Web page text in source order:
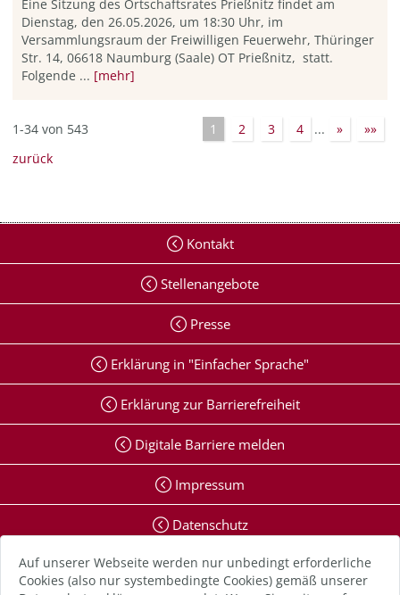
Auf unserer Webseite werden nur unbedingt erforderliche
Cookies (also nur systembedingte Cookies) gemäß unserer
Eine Sitzung des Ortschaftsrates Prießnitz findet am
Dienstag, den 26.05.2026, um 18:30 Uhr, im
Versammlungsraum der Freiwilligen Feuerwehr, Thüringer
Str. 14, 06618 Naumburg (Saale) OT Prießnitz, statt.
Folgende ... [mehr]
1-34 von 543 1 2 3 4 ... »
»»
zurück
Kontakt
Stellenangebote
Presse
Erklärung in "Einfacher Sprache"
Erklärung zur Barrierefreiheit
Digitale Barriere melden
Impressum
Datenschutz
Anmelden